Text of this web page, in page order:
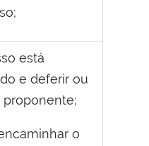
está
e deferir ou
proponente;
o